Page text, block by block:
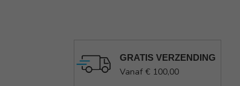
GRATIS VERZENDING
Vanaf € 100,00